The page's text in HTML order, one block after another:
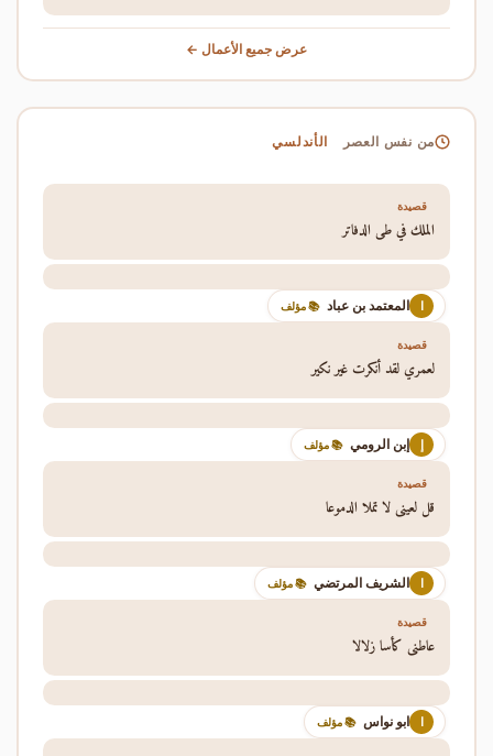
عرض جميع الأعمال ←
من نفس العصر الأندلسي
قصيدة
الملك في طي الدفاتر
ا المعتمد بن عباد 📚 مؤلف
قصيدة
لعمري لقد أنكرت غير نكير
إ إبن الرومي 📚 مؤلف
قصيدة
قل لعيني لا تملا الدموعا
ا الشريف المرتضي 📚 مؤلف
قصيدة
عاطني كأسا زلالا
ا ابو نواس 📚 مؤلف